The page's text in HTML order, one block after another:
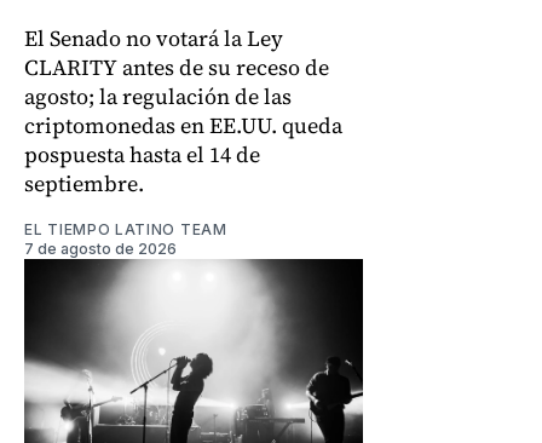
El Senado no votará la Ley
CLARITY antes de su receso de
agosto; la regulación de las
criptomonedas en EE.UU. queda
pospuesta hasta el 14 de
septiembre.
EL TIEMPO LATINO TEAM
7 de agosto de 2026